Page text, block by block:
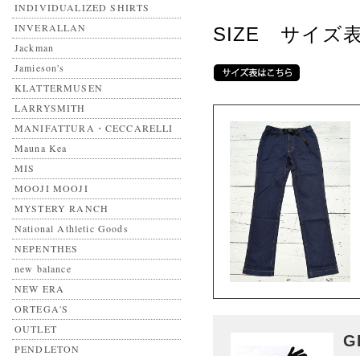
INDIVIDUALIZED SHIRTS
INVERALLAN
Jackman
Jamieson's
KLATTERMUSEN
LARRYSMITH
MANIFATTURA・CECCARELLI
Mauna Kea
MIS
MOOJI MOOJI
MYSTERY RANCH
National Athletic Goods
NEPENTHES
new balance
NEW ERA
ORTEGA'S
OUTLET
PENDLETON
SIZE サイズ